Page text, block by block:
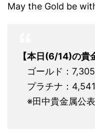
May the Gold be
【本日(6/14)の貴
ゴールド：7,305
プラチナ：4,541
※田中貴金属公